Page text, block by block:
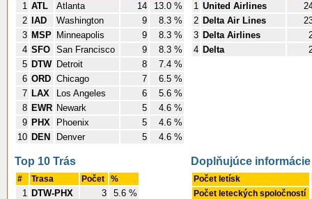
1 ATL Atlanta 14
13.0 %
2
IAD Washington 9
8.3 %
3 MSP Minneapolis 9
8.3 %
4 SFO San Francisco 9
8.3 %
5 DTW Detroit 8
7.4 %
6 ORD Chicago 7
6.5 %
7 LAX Los Angeles 6
5.6 %
8 EWR Newark 5
4.6 %
9 PHX Phoenix 5
4.6 %
10 DEN Denver 5 4.6 %
1 United Airlines
2 Delta Air Lines
3 Delta Airlines
4 Delta
Top 10 Trás
# Trasa Počet %
1 DTW-PHX 3
5.6 %
Doplňujúce informácie
Počet letísk
Počet leteckých spoločností